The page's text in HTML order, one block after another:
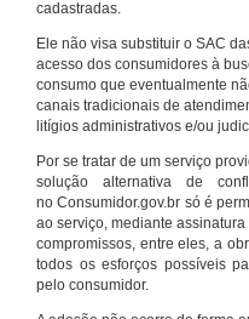
cadastradas.
Ele não visa substituir o SAC
acesso dos consumidores à
consumo que eventualmente
canais tradicionais de
litígios administrativos e/ou
Por se tratar de um serviço
solução alternativa de
no Consumidor.gov.br só é
ao serviço, mediante
compromissos, entre eles, a
todos os esforços possíveis
pelo consumidor.